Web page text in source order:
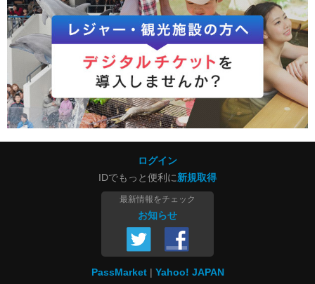
ログイン
IDでもっと便利に新規取得
最新情報をチェック
お知らせ
PassMarket Yahoo! JAPAN